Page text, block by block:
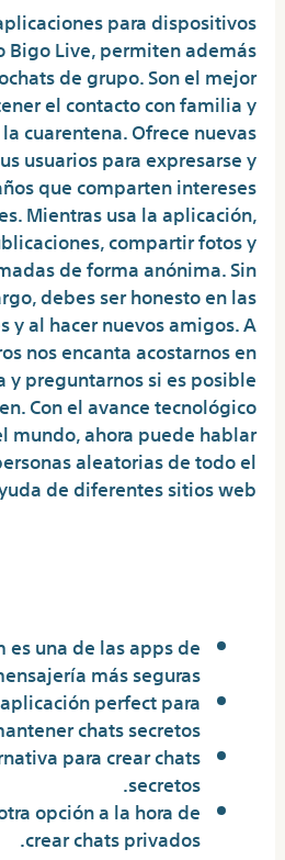
para dispositivos
Bigo Live, permiten además
de grupo. Son el mejor
el contacto con familia y
cuarentena. Ofrece nuevas
usuarios para expresarse y
que comparten intereses
Mientras usa la aplicación,
compartir fotos y
de forma anónima. Sin
debes ser honesto en las
y al hacer nuevos amigos. A
nos encanta acostarnos en
y preguntarnos si es posible
Con el avance tecnológico
mundo, ahora puede hablar
aleatorias de todo el
de diferentes sitios web.
es una de las apps de
más seguras.
perfect para
chats secretos.
para crear chats
secretos.
opción a la hora de
crear chats privados.